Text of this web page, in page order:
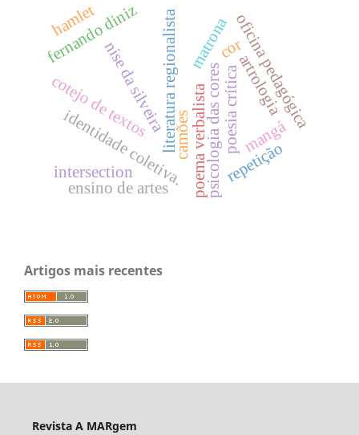
poema verbalistapoesia crítica
literatura regionalista
identidade coletiva. psicologia das cores
cor
nise da silveira
fernando diniz
ensino de artes
oficina pedagógica
cotejo de textos artrologia
repetição
camões
matrona
intersection
hamlet
mangá
Artigos mais recentes
Revista A MARgem